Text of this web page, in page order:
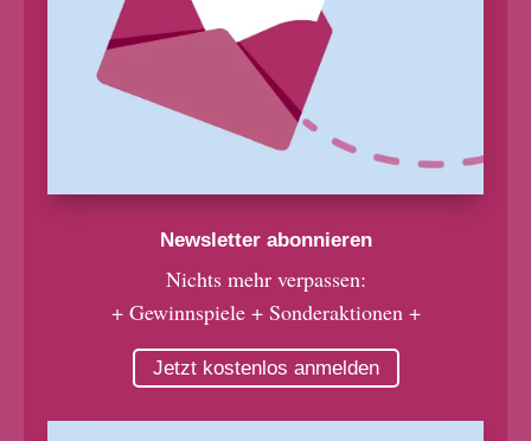
Newsletter abonnieren
Nichts mehr verpassen:
+ Gewinnspiele + Sonderaktionen +
Jetzt kostenlos anmelden